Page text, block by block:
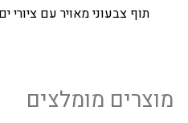
תוף צבעוני מאויר עם
מוצרים מומלצים